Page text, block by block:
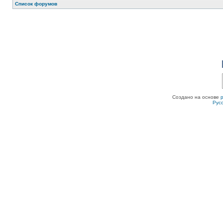
Список форумов
Создано на основе